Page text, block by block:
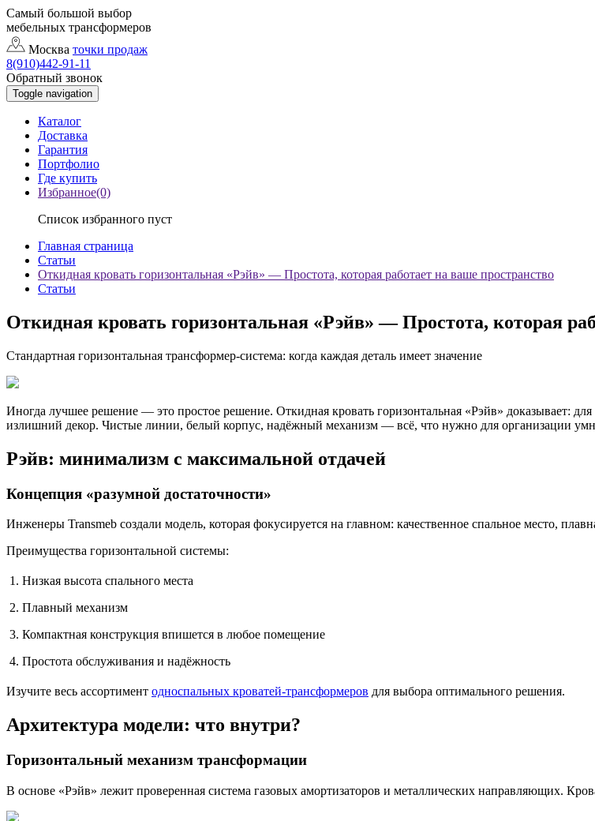
Самый большой выбор
мебельных трансформеров
Москва точки продаж
8(910)442-91-11
Обратный звонок
Toggle navigation
Каталог
Доставка
Гарантия
Портфолио
Где купить
Избранное(0)
Список избранного пуст
Главная страница
Статьи
Откидная кровать горизонтальная «Рэйв» — Простота, которая работает на ваше пространство
Статьи
Откидная кровать горизонтальная «Рэйв» — Простота, которая
Стандартная горизонтальная трансформер-система: когда каждая деталь имеет значение
Иногда лучшее решение — это простое решение. Откидная кровать горизонтальная «Рэйв» доказывает:
излишний декор. Чистые линии, белый корпус, надёжный механизм — всё, что нужно для организации
Рэйв: минимализм с максимальной отдачей
Концепция «разумной достаточности»
Инженеры Transmeb создали модель, которая фокусируется на главном: качественное спальное место,
Преимущества горизонтальной системы:
Низкая высота спального места
Плавный механизм
Компактная конструкция впишется в любое помещение
Простота обслуживания и надёжность
Изучите весь ассортимент односпальных кроватей-трансформеров для выбора оптимального решения.
Архитектура модели: что внутри?
Горизонтальный механизм трансформации
В основе «Рэйв» лежит проверенная система газовых амортизаторов и металлических направляющих.